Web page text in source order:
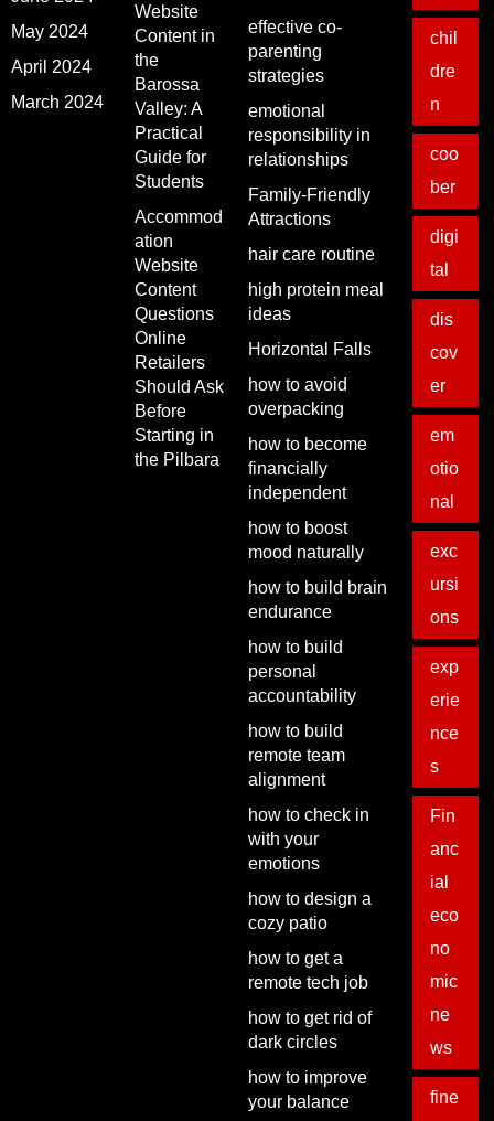
May 2024
April 2024
March 2024
Website
Content in
the
Barossa
Valley: A
Practical
Guide for
Students
Accommod
ation
Website
Content
Questions
Online
Retailers
Should Ask
Before
Starting in
the Pilbara
effective co-
parenting
strategies
emotional
responsibility in
relationships
Family-Friendly
Attractions
hair care routine
high protein meal
ideas
Horizontal Falls
how to avoid
overpacking
how to become
financially
independent
how to boost
mood naturally
how to build brain
endurance
how to build
personal
accountability
how to build
remote team
alignment
how to check in
with your
emotions
how to design a
cozy patio
how to get a
remote tech job
how to get rid of
dark circles
how to improve
your balance
chil
dre
n
coo
ber
digi
tal
dis
cov
er
em
otio
nal
exc
ursi
ons
exp
erie
nce
s
Fin
anc
ial
eco
no
mic
ne
ws
fine